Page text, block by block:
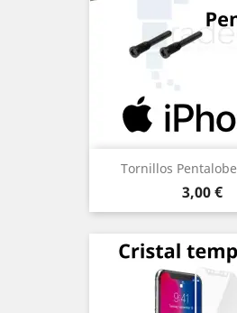
Tornillos
Precio
3,00 €